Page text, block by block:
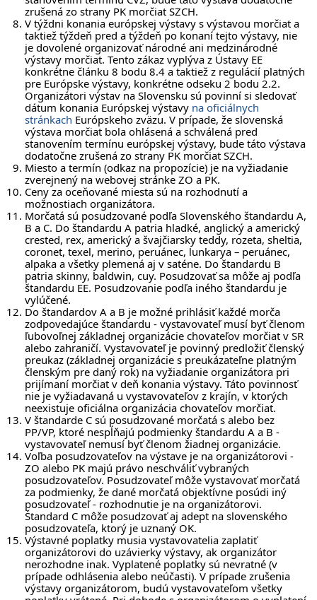
zrušená zo strany PK morčiat SZCH.
V týždni konania európskej výstavy s výstavou morčiat a
taktiež týždeň pred a týždeň po konaní tejto výstavy, nie
je dovolené organizovať národné ani medzinárodné
výstavy morčiat. Tento zákaz vyplýva z Ústavy EE
konkrétne článku 8 bodu 8.4 a taktiež z regulácií platných
pre Európske výstavy, konkrétne odseku 2 bodu 2.2.
Organizátori výstav na Slovensku sú povinní si sledovať
dátum konania Európskej výstavy na oficiálnych
stránkach Európskeho zväzu. V prípade, že slovenská
výstava morčiat bola ohlásená a schválená pred
stanovením termínu európskej výstavy, bude táto výstava
dodatočne zrušená zo strany PK morčiat SZCH.
Miesto a termín (odkaz na propozície) je na vyžiadanie
zverejnený na webovej stránke ZO a PK.
Ceny za oceňované miesta sú na rozhodnutí a
možnostiach organizátora.
Morčatá sú posudzované podľa Slovenského štandardu A,
B a C. Do štandardu A patria hladké, anglický a americký
crested, rex, americký a švajčiarsky teddy, rozeta, sheltia,
coronet, texel, merino, peruánec, lunkarya – peruánec,
alpaka a všetky plemená aj v saténe. Do štandardu B
patria skinny, baldwin, cuy. Posudzovať sa môže aj podľa
štandardu EE. Posudzovanie podľa iného štandardu je
vylúčené.
Do štandardov A a B je možné prihlásiť každé morča
zodpovedajúce štandardu - vystavovateľ musí byť členom
ľubovoľnej základnej organizácie chovateľov morčiat v SR
alebo zahraničí. Vystavovateľ je povinný predložiť členský
preukaz (základnej organizácie s preukázateľne platným
členským pre daný rok) na vyžiadanie organizátora pri
prijímaní morčiat v deň konania výstavy. Táto povinnosť
nie je vyžiadavaná u vystavovateľov z krajín, v ktorých
neexistuje oficiálna organizácia chovateľov morčiat.
V štandarde C sú posudzované morčatá s alebo bez
PP/VP, ktoré nespĺňajú podmienky štandardu A a B -
vystavovateľ nemusí byť členom žiadnej organizácie.
Voľba posudzovateľov na výstave je na organizátorovi -
ZO alebo PK majú právo neschváliť vybraných
posudzovateľov. Posudzovateľ môže vystavovať morčatá
za podmienky, že dané morčatá objektívne posúdi iný
posudzovateľ - rozhodnutie je na organizátorovi.
Štandard C môže posudzovať aj adept na slovenského
posudzovateľa, ktorý je uznaný OK.
Výstavné poplatky musia vystavovatelia zaplatiť
organizátorovi do uzávierky výstavy, ak organizátor
nerozhodne inak. Vyplatené poplatky sú nevratné (v
prípade odhlásenia alebo neúčasti). V prípade zrušenia
výstavy organizátorom, budú vystavovateľom všetky